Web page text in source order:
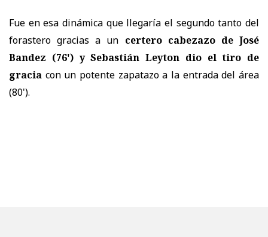
Fue en esa dinámica que llegaría el segundo tanto del
forastero gracias a un certero cabezazo de José
Bandez (76') y Sebastián Leyton dio el tiro de
gracia con un potente zapatazo a la entrada del área
(80').